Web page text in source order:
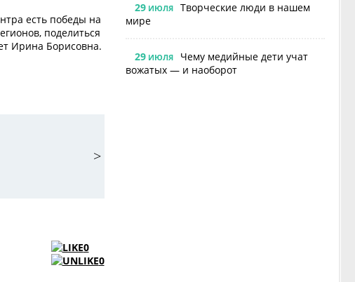
есть победы на
поделиться
Ирина Борисовна.
>
0
0
29ИЮЛЯ
Творческие люди в нашем
мире
29ИЮЛЯ
Чему медийные дети учат
вожатых — и наоборот